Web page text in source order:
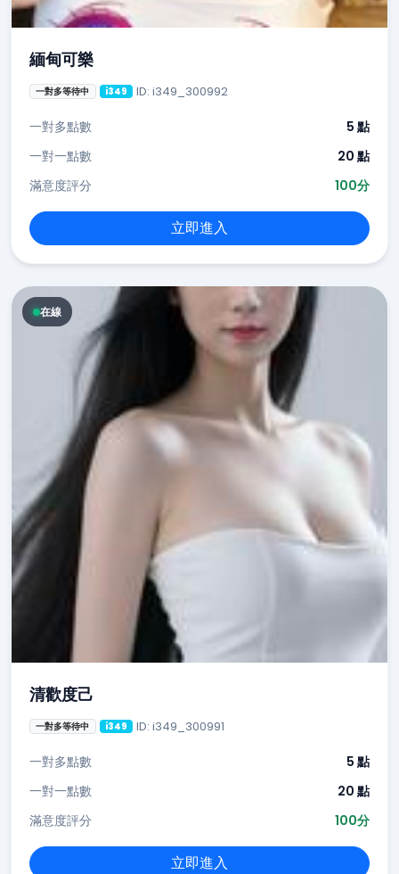
緬甸可樂
一對多等待中 i349 ID: i349_300992
一對多點數
5 點
一對一點數
20 點
滿意度評分
100分
立即進入
在線
清歡度己
一對多等待中 i349 ID: i349_300991
一對多點數
5 點
一對一點數
20 點
滿意度評分
100分
立即進入